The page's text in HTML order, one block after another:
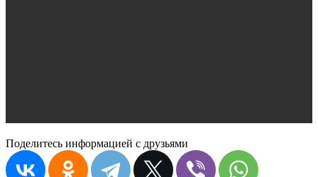
Поделитесь информацией с друзьями